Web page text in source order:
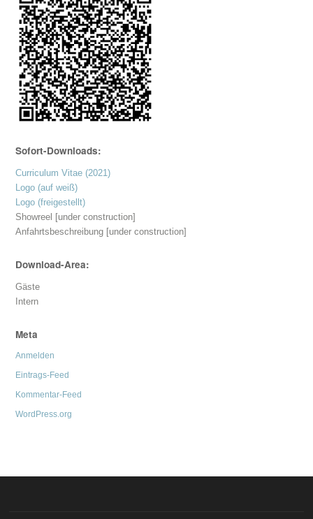
Sofort-Downloads:
Curriculum Vitae (2021)
Logo (auf weiß)
Logo (freigestellt)
Showreel [under construction]
Anfahrtsbeschreibung [under construction]
Download-Area:
Gäste
Intern
Meta
Anmelden
Eintrags-Feed
Kommentar-Feed
WordPress.org